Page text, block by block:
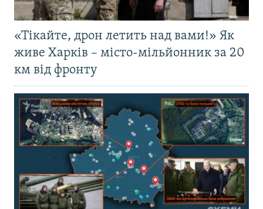
«Тікайте, дрон летить над вами!» Як
живе Харків – місто-мільйонник за 20
км від фронту